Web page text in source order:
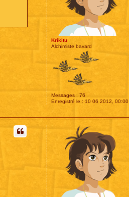
Krikitu
Alchimiste bavard
Messages : 76
Enregistré le : 10 06 2012, 00:00